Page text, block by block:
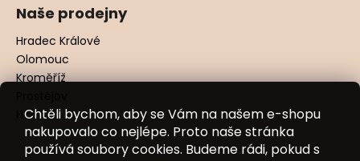
Chtěli bychom, aby se Vám na našem e-shopu
nakupovalo co nejlépe. Proto naše stránka
používá soubory cookies. Budeme rádi, pokud s
Naše prodejny
Hradec Králové
Olomouc
Kroměříž
Hodonín